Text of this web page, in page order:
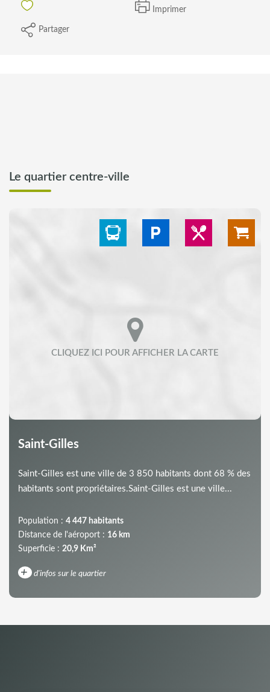
Imprimer
Partager
Le quartier centre-ville
Saint-Gilles
Saint-Gilles est une ville de 3 850 habitants dont 68 % des
habitants sont propriétaires.Saint-Gilles est une ville...
Population : 4 447 habitants
Distance de l'aéroport : 16 km
Superficie : 20,9 Km²
+ d'infos sur le quartier